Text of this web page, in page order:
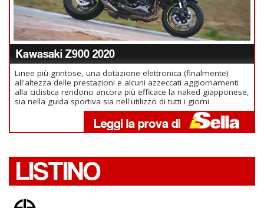
Kawasaki Z900 2020
Linee più grintose, una dotazione elettronica (finalmente)
all'altezza delle prestazioni e alcuni azzeccati aggiornamenti
alla ciclistica rendono ancora più efficace la naked giapponese,
sia nella guida sportiva sia nell'utilizzo di tutti i giorni
LISTINO